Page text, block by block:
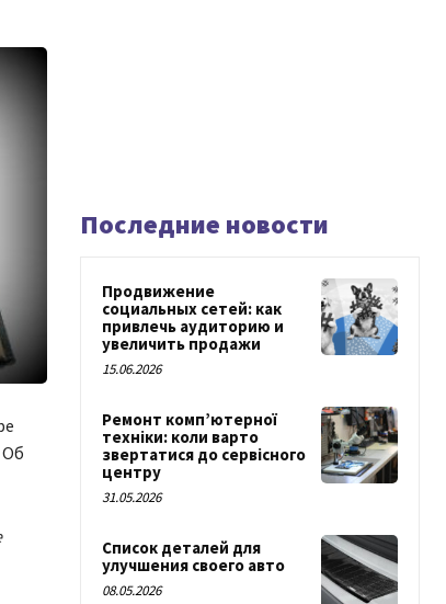
Об
Последние новости
Продвижение
социальных сетей: как
привлечь аудиторию и
увеличить продажи
15.06.2026
Ремонт комп’ютерної
техніки: коли варто
звертатися до сервісного
центру
31.05.2026
Список деталей для
улучшения своего авто
08.05.2026